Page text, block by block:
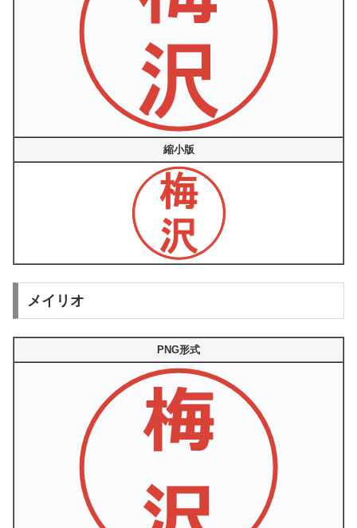
縮小版
メイリオ
PNG形式